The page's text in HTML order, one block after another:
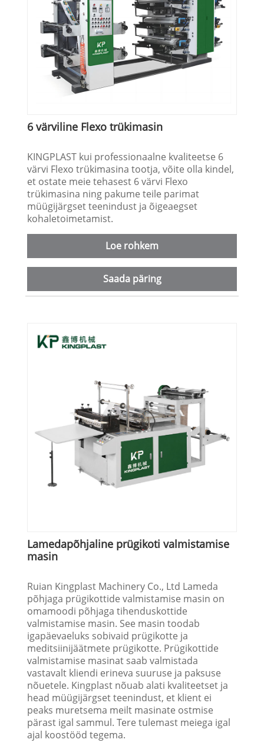
6 värviline Flexo trükimasin
KINGPLAST kui professionaalne kvaliteetse 6
värvi Flexo trükimasina tootja, võite olla kindel,
et ostate meie tehasest 6 värvi Flexo
trükimasina ning pakume teile parimat
müügijärgset teenindust ja õigeaegset
kohaletoimetamist.
Loe rohkem
Saada päring
Lamedapõhjaline prügikoti valmistamise
masin
Ruian Kingplast Machinery Co., Ltd Lameda
põhjaga prügikottide valmistamise masin on
omamoodi põhjaga tihenduskottide
valmistamise masin. See masin toodab
igapäevaeluks sobivaid prügikotte ja
meditsiinijäätmete prügikotte. Prügikottide
valmistamise masinat saab valmistada
vastavalt kliendi erineva suuruse ja paksuse
nõuetele. Kingplast nõuab alati kvaliteetset ja
head müügijärgset teenindust, et klient ei
peaks muretsema meilt masinate ostmise
pärast igal sammul. Tere tulemast meiega igal
ajal koostööd tegema.